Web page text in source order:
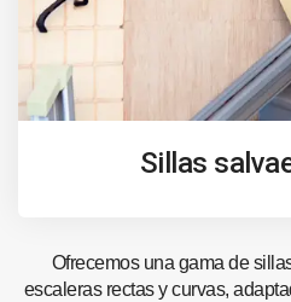
Sillas
Ofrecemos una gama de
escaleras rectas y curvas,